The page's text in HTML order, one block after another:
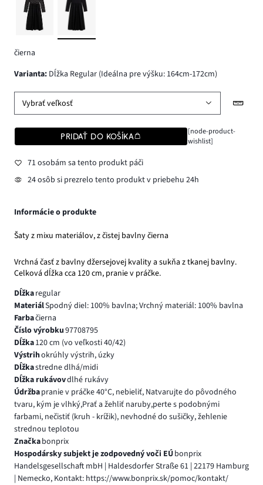
čierna
varianta: Dĺžka Regular (Ideálna pre výšku: 164cm-172cm)
Vybrať veľkosť
PRIDAŤ DO KOŠÍKA
[node-product-
wishlist]
71 osobám sa tento produkt páči
24 osôb si prezrelo tento produkt v priebehu 24h
Informácie o produkte
Šaty z mixu materiálov, z čistej bavlny čierna
Vrchná časť z bavlny džersejovej kvality a sukňa z tkanej bavlny.
Celková dĺžka cca 120 cm, pranie v práčke.
Dĺžkaregular
MateriálSpodný diel: 100% bavlna; Vrchný materiál: 100% bavlna
Farbačierna
Číslo výrobku97708795
Dĺžka120 cm (vo veľkosti 40/42)
Výstrihokrúhly výstrih, úzky
Dĺžkastredne dlhá/midi
Dĺžka rukávovdlhé rukávy
Údržbapranie v práčke 40°C, nebieliť, Natvarujte do pôvodného
tvaru, kým je vlhký,Prať a žehliť naruby,perte s podobnými
farbami, nečistiť (kruh - krížik), nevhodné do sušičky, žehlenie
strednou teplotou
Značkabonprix
Hospodársky subjekt je zodpovedný voči EÚbonprix
Handelsgesellschaft mbH | Haldesdorfer Straße 61 | 22179 Hamburg
| Nemecko, Kontakt: https://www.bonprix.sk/pomoc/kontakt/